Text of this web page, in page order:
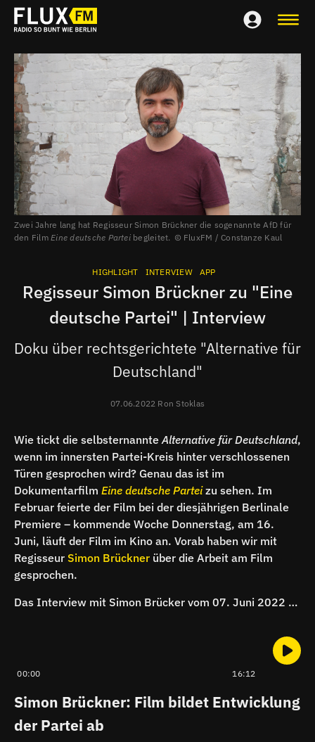
Zwei Jahre lang hat Regisseur Simon Brückner die sogenannte AfD für
den FilmEine deutsche Parteibegleitet. FluxFM / Constanze Kaul
HIGHLIGHT INTERVIEW APP
Regisseur Simon Brückner zu "Eine
deutsche Partei" | Interview
Doku über rechtsgerichtete "Alternative für
Deutschland"
07.06.2022 Ron Stoklas
Wie tickt die selbsternannte Alternative für Deutschland,
wenn im innersten Partei-Kreis hinter verschlossenen
Türen gesprochen wird? Genau das ist im
Dokumentarfilm Eine deutsche Parteizu sehen. Im
Februar feierte der Film bei der diesjährigen Berlinale
Premiere – kommende Woche Donnerstag, am 16.
Juni, läuft der Film im Kino an. Vorab haben wir mit
Regisseur Simon Brückner über die Arbeit am Film
gesprochen.
Das Interview mit Simon Brücker vom 07. Juni 2022 zum anhören:
00:00 16:12
Simon Brückner: Film bildet Entwicklung
der Partei ab